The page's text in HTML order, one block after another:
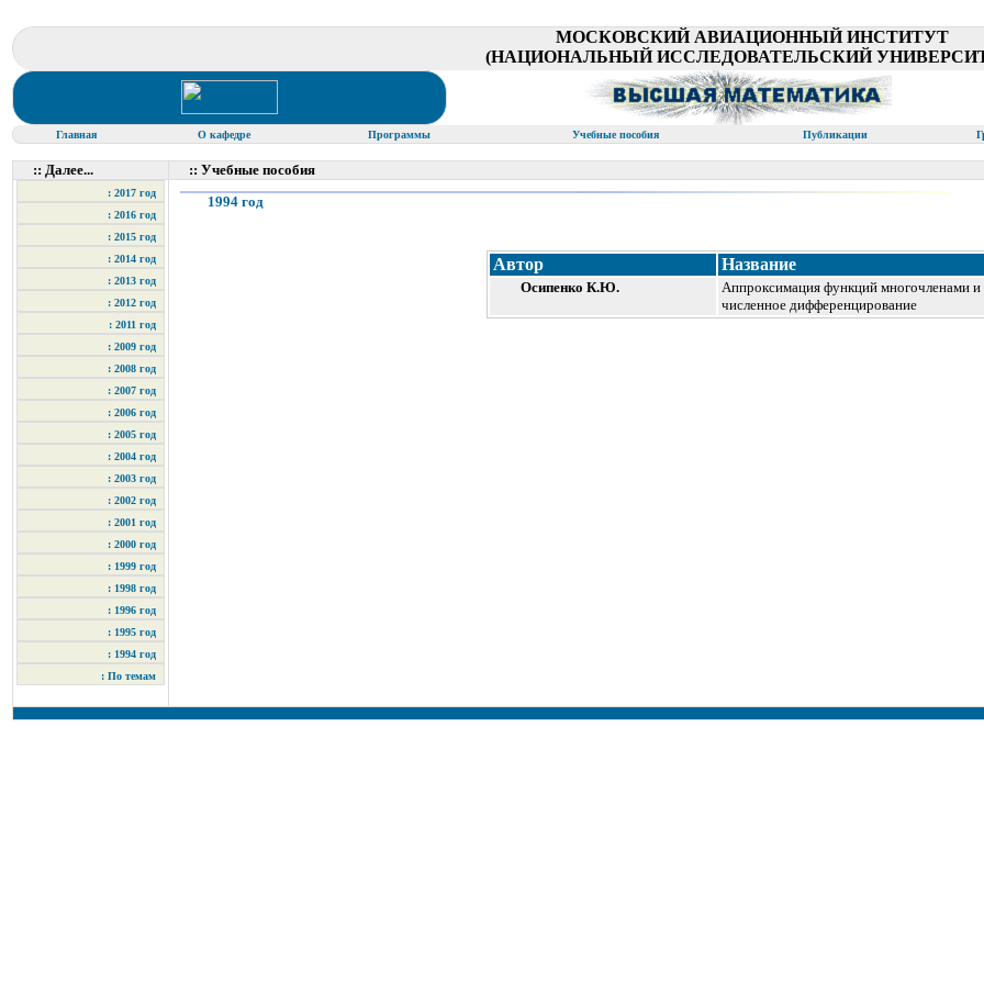
МОСКОВСКИЙ АВИАЦИОННЫЙ ИНСТИТУТ
(НАЦИОНАЛЬНЫЙ ИССЛЕДОВАТЕЛЬСКИЙ
Главная О кафедре Программы Учебные пособия Публикации
:: Далее... :: Учебные пособия
: 2017 год
: 2016 год
: 2015 год
: 2014 год
: 2013 год
: 2012 год
: 2011 год
: 2009 год
: 2008 год
: 2007 год
: 2006 год
: 2005 год
: 2004 год
: 2003 год
: 2002 год
: 2001 год
: 2000 год
: 1999 год
: 1998 год
: 1996 год
: 1995 год
: 1994 год
: По темам
1994 год
Автор Название
Осипенко К.Ю.
Аппроксимация функций многочленами и
численное дифференцирование